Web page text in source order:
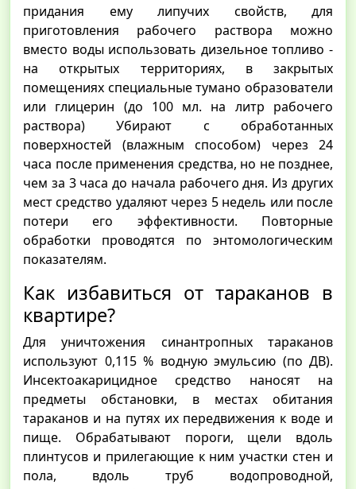
придания ему липучих свойств, для
приготовления рабочего раствора можно
вместо воды использовать дизельное топливо -
на открытых территориях, в закрытых
помещениях специальные тумано образователи
или глицерин (до 100 мл. на литр рабочего
раствора) Убирают с обработанных
поверхностей (влажным способом) через 24
часа после применения средства, но не позднее,
чем за 3 часа до начала рабочего дня. Из других
мест средство удаляют через 5 недель или после
потери его эффективности. Повторные
обработки проводятся по энтомологическим
показателям.
Как избавиться от тараканов в
квартире?
Для уничтожения синантропных тараканов
используют 0,115 % водную эмульсию (по ДВ).
Инсектоакарицидное средство наносят на
предметы обстановки, в местах обитания
тараканов и на путях их передвижения к воде и
пище. Обрабатывают пороги, щели вдоль
плинтусов и прилегающие к ним участки стен и
пола, вдоль труб водопроводной,